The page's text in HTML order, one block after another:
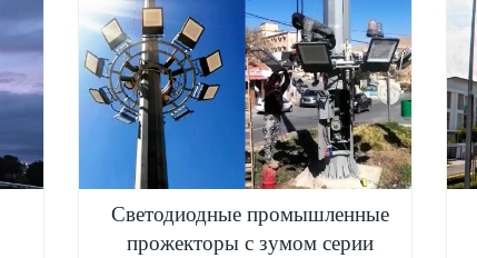
Светодиодные промышленные
прожекторы с зумом серии